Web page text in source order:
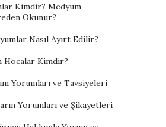
Kimdir? Medyum
Okunur?
Nasıl Ayırt Edilir?
Hocalar Kimdir?
Yorumları ve Tavsiyeleri
Yorumları ve Şikayetleri